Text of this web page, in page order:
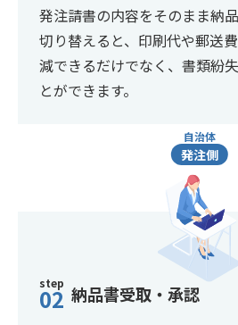
発注請書の内容をそのまま納
切り替えると、印刷代や郵送
減できるだけでなく、書類紛
とができます。
自治体
発注側
step
02 納品書受取・承認